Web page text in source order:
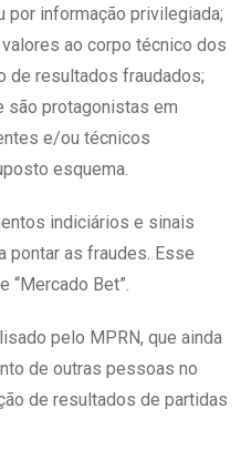
por informação privilegiada;
ao corpo técnico dos
de resultados fraudados;
são protagonistas em
e/ou técnicos
esquema.
indiciários e sinais
pontar as fraudes. Esse
“Mercado Bet”.
pelo MPRN, que ainda
de outras pessoas no
de resultados de partidas